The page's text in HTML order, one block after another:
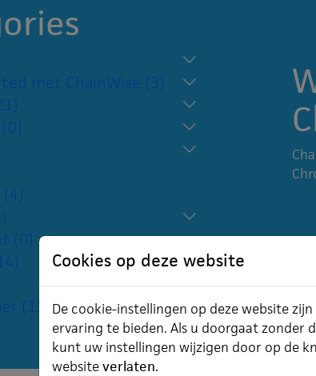
met ChainWise (3)
(0)
(4)
(0)
(13)
Cookies op deze website
De cookie-instellingen op deze website
ervaring te bieden. Als u doorgaat zonder
kunt uw instellingen wijzigen door op de
websiteverlaten.